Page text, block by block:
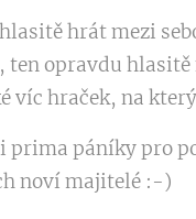
hrát mezi
ten opravdu
víc hraček, na
prima páníky pro
noví majitelé :-)